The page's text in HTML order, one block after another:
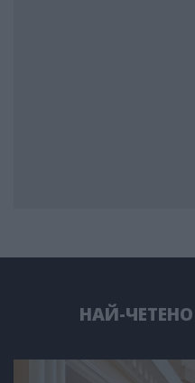
НАЙ-ЧЕТЕНО